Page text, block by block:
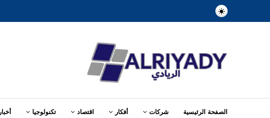
الصفحة الرئيسية شركات أفكار اقتصاد تكنولوجيا أخبار